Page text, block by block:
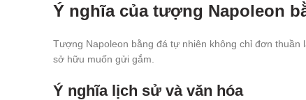
Ý nghĩa của tượng Napoleon
Tượng Napoleon bằng đá tự nhiên không chỉ đơn
sở hữu muốn gửi gắm.
Ý nghĩa lịch sử và văn hóa